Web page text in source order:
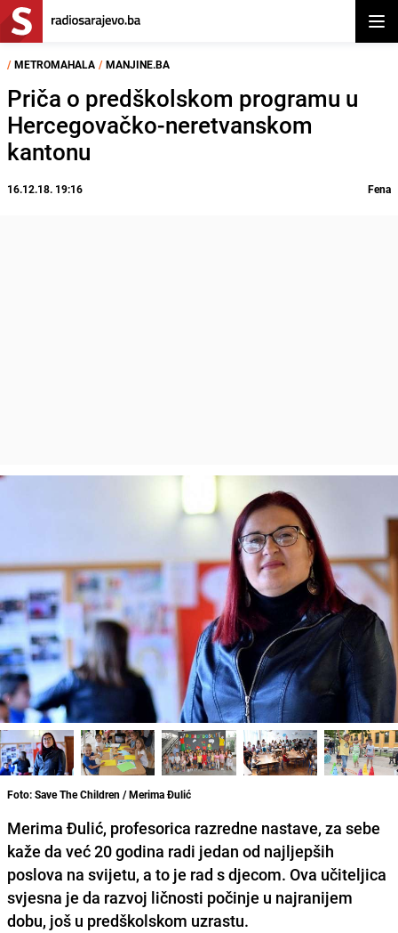
/ METROMAHALA / MANJINE.BA
Priča o predškolskom programu u
Hercegovačko-neretvanskom
kantonu
16.12.18. 19:16 Fena
Foto: Save The Children / Merima Đulić
Merima Đulić, profesorica razredne nastave, za sebe
kaže da već 20 godina radi jedan od najljepših
poslova na svijetu, a to je rad s djecom. Ova učiteljica
svjesna je da razvoj ličnosti počinje u najranijem
dobu, još u predškolskom uzrastu.